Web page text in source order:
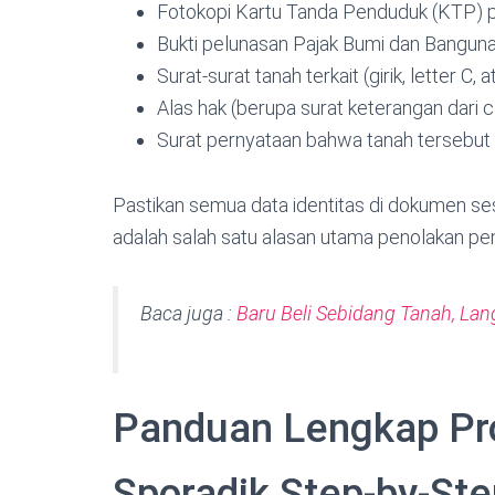
Fotokopi Kartu Tanda Penduduk (KTP)
Bukti pelunasan Pajak Bumi dan
Surat-surat tanah terkait (girik, letter C,
Alas hak (berupa surat keterangan dari
Surat pernyataan bahwa tanah
Pastikan semua data identitas di dokumen
adalah salah satu alasan utama penolakan
Baca juga : Baru Beli Sebidang Tanah,
Panduan Lengkap